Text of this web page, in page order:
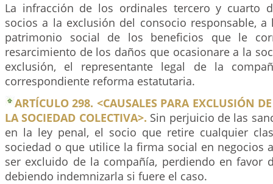
La infracción de los ordinales tercero y cuarto
socios a la exclusión del consocio responsable,
patrimonio social de los beneficios que le
resarcimiento de los daños que ocasionare a la
exclusión, el representante legal de la
correspondiente reforma estatutaria.
ARTÍCULO 298. <CAUSALES PARA EXCLUSIÓN
LA SOCIEDAD COLECTIVA>. Sin perjuicio de las
en la ley penal, el socio que retire cualquier
sociedad o que utilice la firma social en negocios
ser excluido de la compañía, perdiendo en favor
debiendo indemnizarla si fuere el caso.